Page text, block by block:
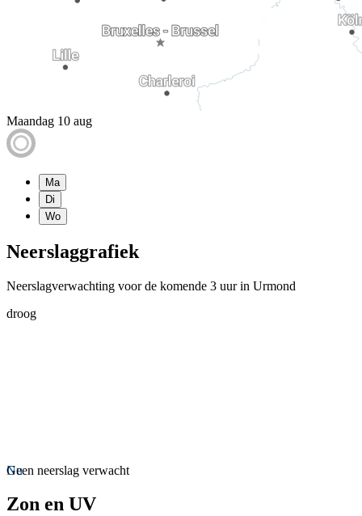
Maandag 10 aug
Ma
Di
Wo
Neerslaggrafiek
Neerslagverwachting voor de komende 3 uur in Urmond
droog
Nu
Geen neerslag verwacht
Zon en UV